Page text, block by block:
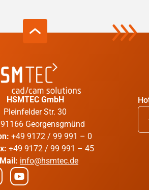
HSMTEC GmbH
Pleinfelder Str. 30
Georgensgmünd
+49 9172 / 99 991 – 0
+49 9172 / 99 991 – 45
info@hsmtec.de